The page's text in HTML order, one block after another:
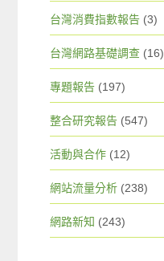
台灣消費指數報告 (3)
台灣網路基礎調查 (16)
專題報告 (197)
整合研究報告 (547)
活動與合作 (12)
網站流量分析 (238)
網路新知 (243)